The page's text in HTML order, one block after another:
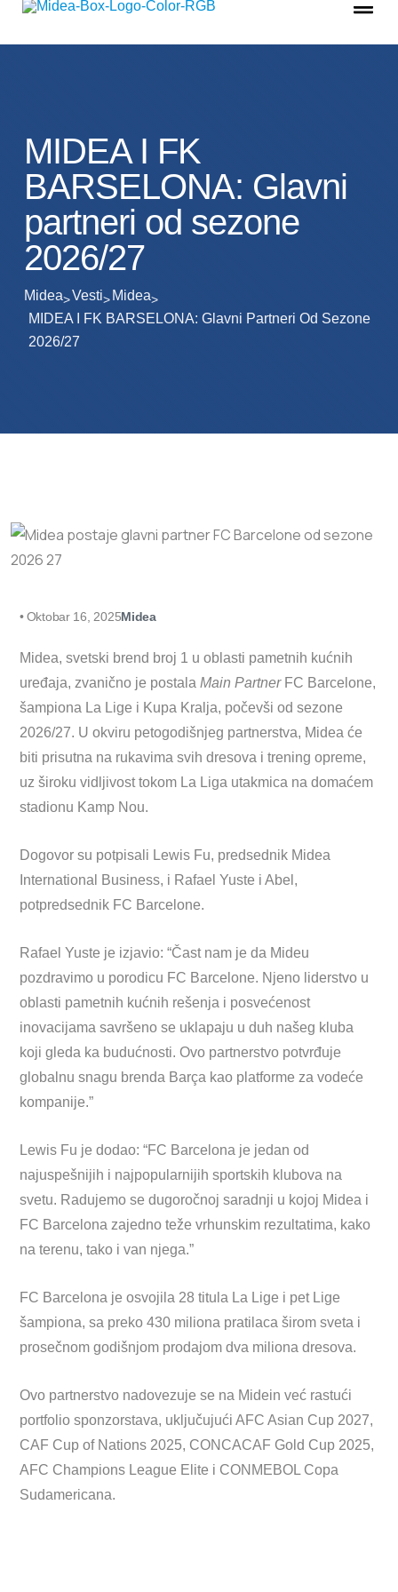
MIDEA I FK
BARSELONA: Glavni
partneri od sezone
2026/27
Midea Vesti
Midea
MIDEA I FK BARSELONA: Glavni Partneri Od Sezone
2026/27
• Oktobar 16, 2025Midea
Midea, svetski brend broj 1 u oblasti pametnih kućnih
uređaja, zvanično je postala Main PartnerFC Barcelone,
šampiona La Lige i Kupa Kralja, počevši od sezone
2026/27. U okviru petogodišnjeg partnerstva, Midea će
biti prisutna na rukavima svih dresova i trening opreme,
uz široku vidljivost tokom La Liga utakmica na domaćem
stadionu Kamp Nou.
Dogovor su potpisali Lewis Fu, predsednik Midea
International Business, i Rafael Yuste i Abel,
potpredsednik FC Barcelone.
Rafael Yuste je izjavio: “Čast nam je da Mideu
pozdravimo u porodicu FC Barcelone. Njeno liderstvo u
oblasti pametnih kućnih rešenja i posvećenost
inovacijama savršeno se uklapaju u duh našeg kluba
koji gleda ka budućnosti. Ovo partnerstvo potvrđuje
globalnu snagu brenda Barça kao platforme za vodeće
kompanije.”
Lewis Fu je dodao: “FC Barcelona je jedan od
najuspešnijih i najpopularnijih sportskih klubova na
svetu. Radujemo se dugoročnoj saradnji u kojoj Midea i
FC Barcelona zajedno teže vrhunskim rezultatima, kako
na terenu, tako i van njega.”
FC Barcelona je osvojila 28 titula La Lige i pet Lige
šampiona, sa preko 430 miliona pratilaca širom sveta i
prosečnom godišnjom prodajom dva miliona dresova.
Ovo partnerstvo nadovezuje se na Midein već rastući
portfolio sponzorstava, uključujući AFC Asian Cup 2027,
CAF Cup of Nations 2025, CONCACAF Gold Cup 2025,
AFC Champions League Elite i CONMEBOL Copa
Sudamericana.